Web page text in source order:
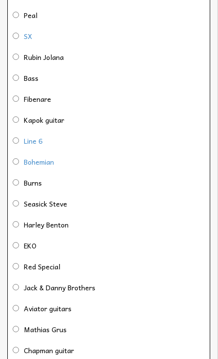
Peal
SX
Rubin Jolana
Bass
Fibenare
Kapok guitar
Line 6
Bohemian
Burns
Seasick Steve
Harley Benton
EKO
Red Special
Jack & Danny Brothers
Aviator guitars
Mathias Grus
Chapman guitar